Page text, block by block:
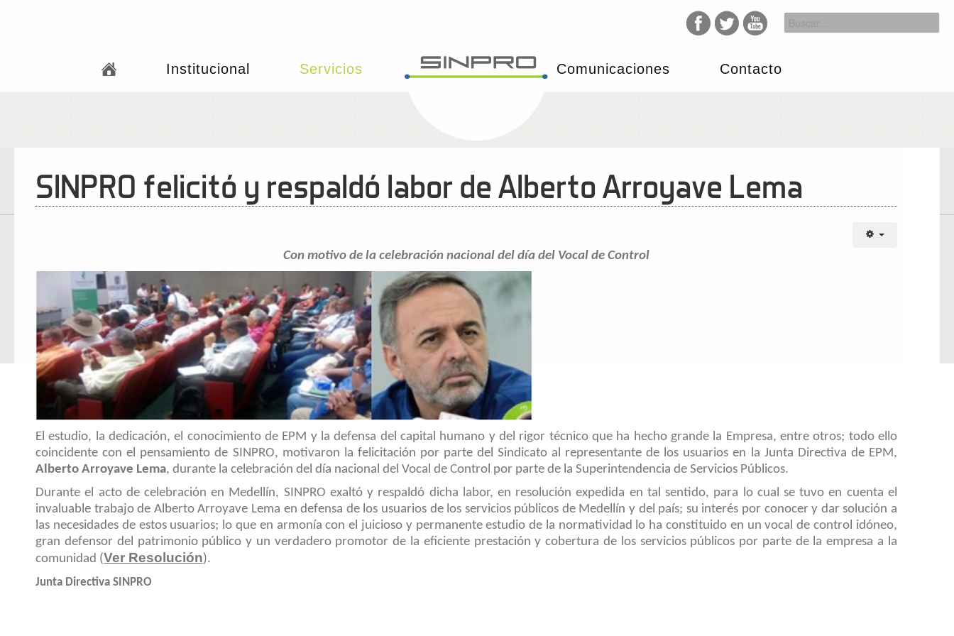
Institucional Servicios Comunicaciones Contacto
SINPRO felicitó y respaldó labor de Alberto Arroyave Lema
Con motivo de la celebración nacional del día del Vocal de Control
El estudio, la dedicación, el conocimiento de EPM y la defensa del capital humano y del rigor técnico que ha hecho grande la Empresa, entre otros; todo ello
coincidente con el pensamiento de SINPRO, motivaron la felicitación por parte del Sindicato al representante de los usuarios en la Junta Directiva de EPM,
Alberto Arroyave Lema, durante la celebración del día nacional del Vocal de Control por parte de la Superintendencia de Servicios Públicos.
Durante el acto de celebración en Medellín, SINPRO exaltó y respaldó dicha labor, en resolución expedida en tal sentido, para lo cual se tuvo en cuenta el
invaluable trabajo de Alberto Arroyave Lema en defensa de los usuarios de los servicios públicos de Medellín y del país; su interés por conocer y dar solución a
las necesidades de estos usuarios; lo que en armonía con el juicioso y permanente estudio de la normatividad lo ha constituido en un vocal de control idóneo,
gran defensor del patrimonio público y un verdadero promotor de la eficiente prestación y cobertura de los servicios públicos por parte de la empresa a la
comunidad (Ver Resolución).
Junta Directiva SINPRO